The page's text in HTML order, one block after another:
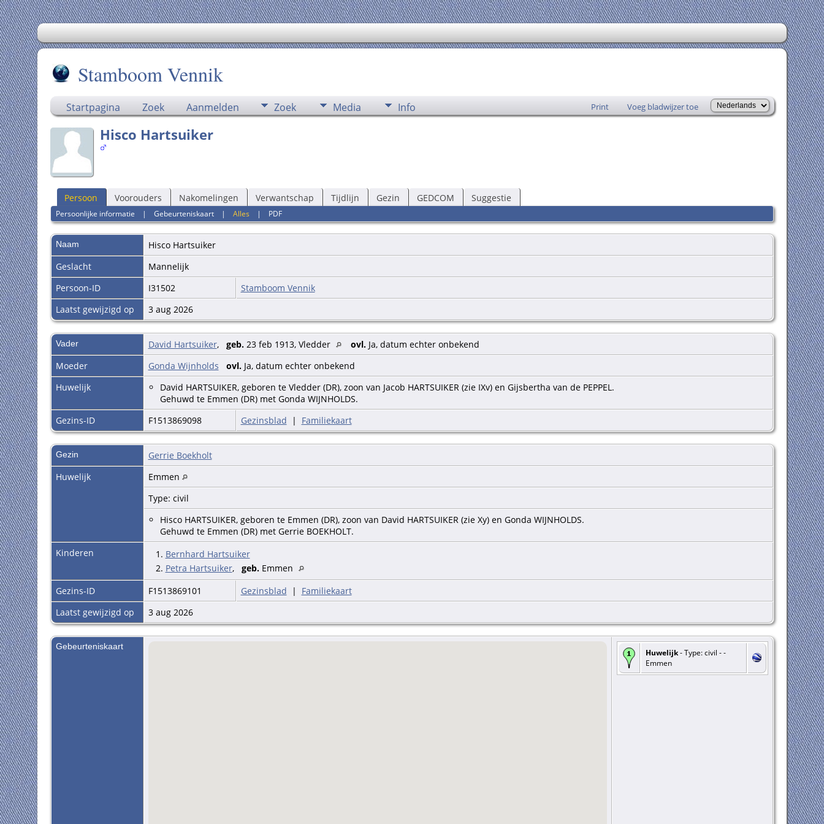
Stamboom Vennik
Startpagina Zoek Aanmelden Zoek Media Info Print Voeg bladwijzer toe
Hisco Hartsuiker
Persoon Voorouders Nakomelingen Verwantschap Tijdlijn Gezin GEDCOM Suggestie
Persoonlijke informatie | Gebeurteniskaart| Alles | PDF
Naam Hisco Hartsuiker
Geslacht
Mannelijk
Persoon-ID
I31502
Stamboom Vennik
Laatst gewijzigd op
3 aug 2026
Vader David Hartsuiker, geb.23 feb 1913, Vledder ovl.Ja, datum echter onbekend
Moeder
Gonda Wijnholds ovl.Ja, datum echter onbekend
Huwelijk
David HARTSUIKER, geboren te Vledder (DR), zoon van Jacob HARTSUIKER (zie IXv) en Gijsbertha van de PEPPEL.
Gehuwd te Emmen (DR) met Gonda WIJNHOLDS.
Gezins-ID
F1513869098 Gezinsblad | Familiekaart
Gezin
Gerrie Boekholt
Huwelijk
Emmen
Type: civil
Hisco HARTSUIKER, geboren te Emmen (DR), zoon van David HARTSUIKER (zie Xy) en Gonda WIJNHOLDS.
Gehuwd te Emmen (DR) met Gerrie BOEKHOLT.
Kinderen
1. Bernhard Hartsuiker
2. Petra Hartsuiker, geb.Emmen
Gezins-ID
F1513869101 Gezinsblad | Familiekaart
Laatst gewijzigd op
3 aug 2026
Gebeurteniskaart
Huwelijk- Type: civil - -
Emmen